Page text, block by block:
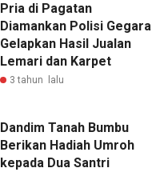
Pria di Pagatan
Diamankan Polisi Gegara
Gelapkan Hasil Jualan
Lemari dan Karpet
3 tahun lalu
Dandim Tanah Bumbu
Berikan Hadiah Umroh
kepada Dua Santri